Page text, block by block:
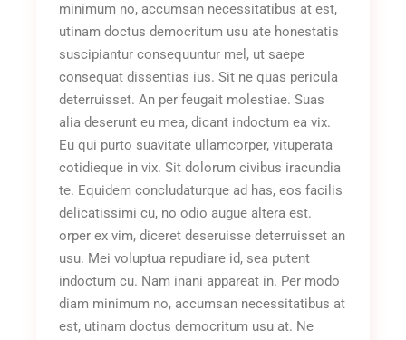
minimum no, accumsan necessitatibus at est,
utinam doctus democritum usu ate honestatis
suscipiantur consequuntur mel, ut saepe
consequat dissentias ius. Sit ne quas pericula
deterruisset. An per feugait molestiae. Suas
alia deserunt eu mea, dicant indoctum ea vix.
Eu qui purto suavitate ullamcorper, vituperata
cotidieque in vix. Sit dolorum civibus iracundia
te. Equidem concludaturque ad has, eos facilis
delicatissimi cu, no odio augue altera est.
orper ex vim, diceret deseruisse deterruisset an
usu. Mei voluptua repudiare id, sea putent
indoctum cu. Nam inani appareat in. Per modo
diam minimum no, accumsan necessitatibus at
est, utinam doctus democritum usu at. Ne